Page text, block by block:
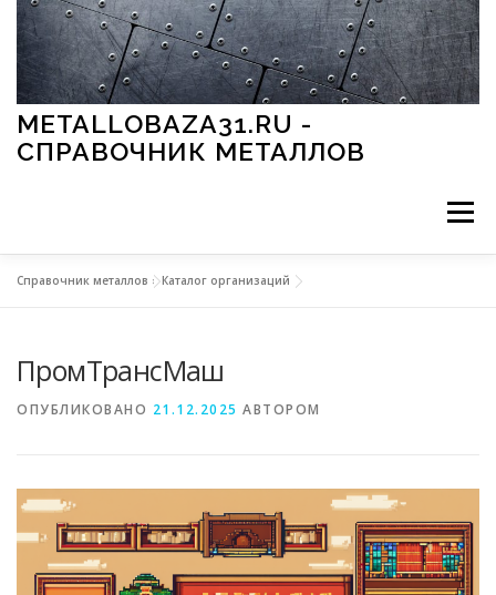
Перейти к содержимому
METALLOBAZA31.RU -
СПРАВОЧНИК МЕТАЛЛОВ
Меню
МЕТАЛЛЫ И ОКРУЖАЮЩАЯ СРЕДА
СВОЙСТВА МЕТАЛЛОВ СОРТА МЕТАЛЛОВ
Справочник металлов »Каталог организаций
ПромТрансМаш
ОПУБЛИКОВАНО 21.12.2025 АВТОРОМ